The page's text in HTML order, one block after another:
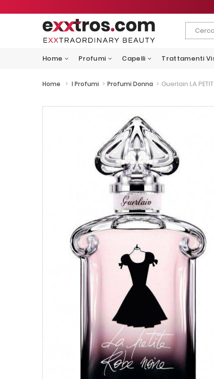
Home Profumi Capelli Trattamenti
Home > I Profumi > Profumi Donna > Guerlain LA